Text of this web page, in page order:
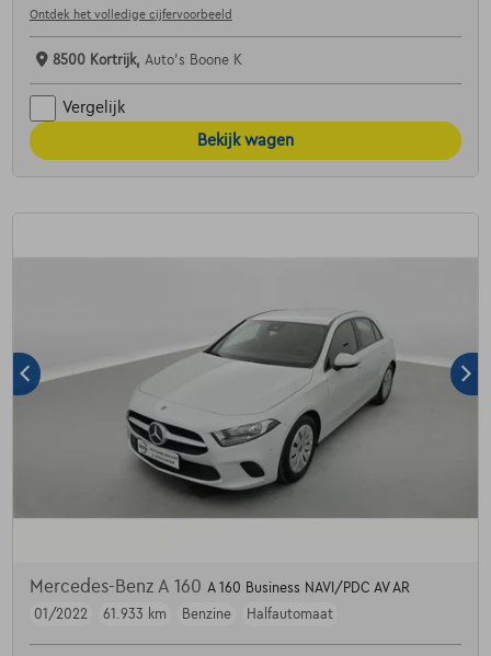
Ontdek het volledige cijfervoorbeeld
8500 Kortrijk, Auto's Boone K
Vergelijk
Bekijk wagen
Mercedes-Benz A 160 A 160 Business NAVI/PDC AV AR
01/2022
61.933 km Benzine Halfautomaat